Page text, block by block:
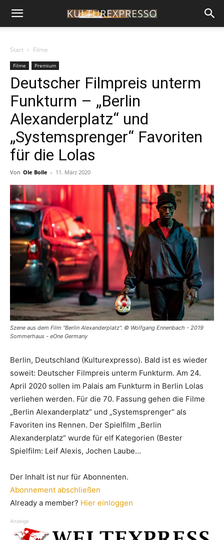
Start Filme
Filme Premium
Deutscher Filmpreis unterm
Funkturm – „Berlin
Alexanderplatz“ und
„Systemsprenger“ Favoriten
für die Lolas
Von Ole Bolle - 11. März 2020
Szene aus dem Film "Berlin Alexanderplatz". © Wolfgang Ennenbach - 2019
Sommerhaus - eOne Germany
Berlin, Deutschland (Kulturexpresso). Bald ist es wieder
soweit: Deutscher Filmpreis unterm Funkturm. Am 24.
April 2020 sollen im Palais am Funkturm in Berlin Lolas
verliehen werden. Für die 70. Fassung gehen die Filme
„Berlin Alexanderplatz“ und „Systemsprenger“ als
Favoriten ins Rennen. Der Spielfilm „Berlin
Alexanderplatz“ wurde für elf Kategorien (Bester
Spielfilm: Leif Alexis, Jochen Laube…
Der Inhalt ist nur für Abonnenten.
Abonnement abschließen
Already a member? Hier einloggen
Anzeige